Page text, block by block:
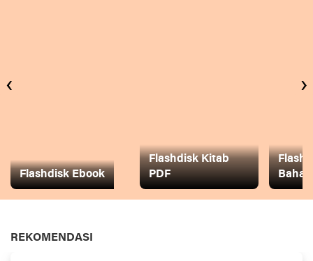
Flashdisk Ebook
Flashdisk Kitab
PDF
Baha
‹ ›
REKOMENDASI